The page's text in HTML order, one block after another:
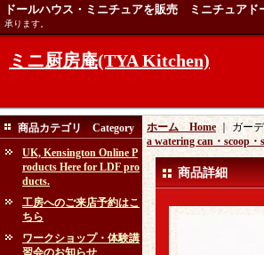
ドールハウス・ミニチュアを販売 ミニチュアド
承ります。
ミニ厨房庵(TYA Kitchen)
商品カテゴリ Category
UK, Kensington Online P
roducts Here for LDF pro
ducts.
工房へのご来店予約はこ
ちら
ワークショップ・体験講
習会のお知らせ
ホーム Home ｜ ガー
a watering can・scoop・
商品詳細